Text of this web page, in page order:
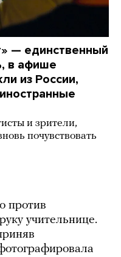
— единственный
в афише
из России,
и зрители,
почувствовать
против
учительнице.